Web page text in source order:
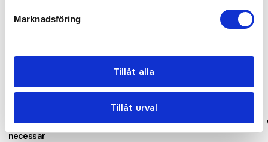
Marknadsföring
Tillåt alla
Tillåt urval
Recycled
Impact AWARE™ RPET
necessär
Recycled
VINGA Baltimore necessär